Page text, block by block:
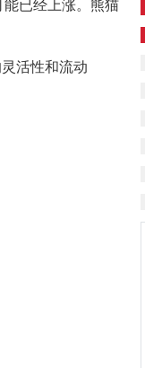
已经上涨。熊猫
活性和流动